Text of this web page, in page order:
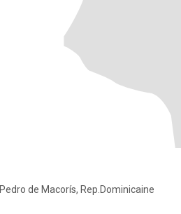
de Macorís, Rep.Dominicaine